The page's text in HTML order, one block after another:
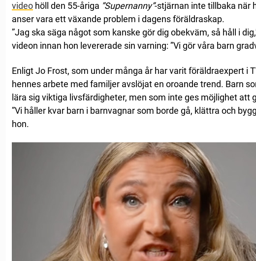
video höll den 55-åriga ”Supernanny”-stjärnan inte tillbaka när
anser vara ett växande problem i dagens föräldraskap.
”Jag ska säga något som kanske gör dig obekväm, så håll i
videon innan hon levererade sin varning: ”Vi gör våra barn
Enligt Jo Frost, som under många år har varit föräldraexpert i
hennes arbete med familjer avslöjat en oroande trend. Barn
lära sig viktiga livsfärdigheter, men som inte ges möjlighet att
”Vi håller kvar barn i barnvagnar som borde gå, klättra och
hon.